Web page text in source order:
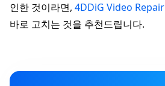
인한 것이라면, 4DDiG Video Repair
바로 고치는 것을 추천드립니다.